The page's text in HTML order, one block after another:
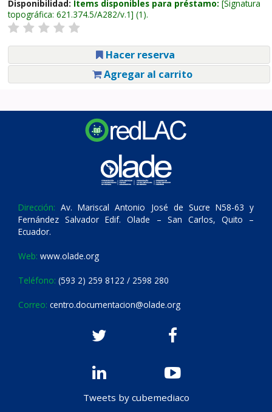
Disponibilidad: Ítems disponibles para préstamo: Signatura
topográfica: 621.374.5/A282/v.1 (1).
Hacer reserva
Agregar al carrito
Dirección: Av. Mariscal Antonio José de Sucre N58-63 y
Fernández Salvador Edif. Olade – San Carlos, Quito –
Ecuador.
Web: www.olade.org
Teléfono: (593 2) 259 8122 / 2598 280
Correo: centro.documentacion@olade.org
Tweets by cubemediaco